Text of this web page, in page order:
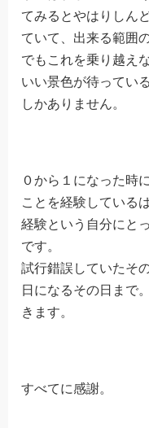
てみるとやはりしん
ていて、出来る範囲
でもこれを乗り越え
いい景色が待ってい
しかありません。
０から１になった時
ことを経験している
経験という自分にと
です。
試行錯誤していたそ
日になるその日まで
きます。
すべてに感謝。